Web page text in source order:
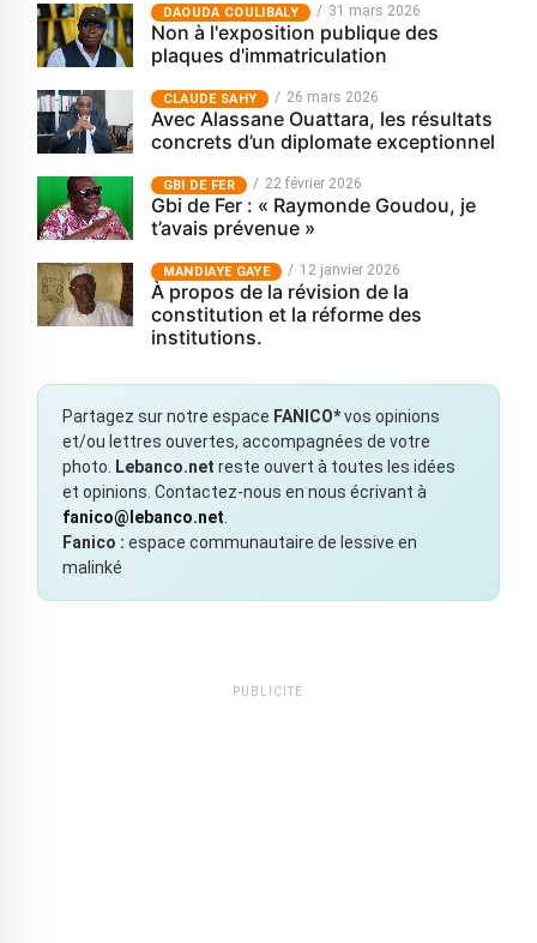
‎DAOUDA COULIBALY 31 mars 2026
Non à l'exposition publique des
plaques d'immatriculation
CLAUDE SAHY 26 mars 2026
Avec Alassane Ouattara, les résultats
concrets d’un diplomate exceptionnel
GBI DE FER 22 février 2026
Gbi de Fer : « Raymonde Goudou, je
t’avais prévenue »
MANDIAYE GAYE 12 janvier 2026
À propos de la révision de la
constitution et la réforme des
institutions.
Partagez sur notre espace FANICO*vos opinions
et/ou lettres ouvertes, accompagnées de votre
photo.
Lebanco.net reste ouvert à toutes les idées
et opinions. Contactez-nous en nous écrivant à
fanico@lebanco.net
Fanico : espace communautaire de lessive en
malinké
PUBLICITÉ